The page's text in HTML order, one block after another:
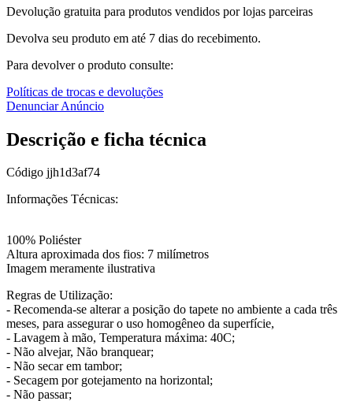
Devolução gratuita para produtos vendidos por lojas parceiras
Devolva seu produto em até 7 dias do recebimento.
Para devolver o produto consulte:
Políticas de trocas e devoluções
Denunciar Anúncio
Descrição e ficha técnica
Código jjh1d3af74
Informações Técnicas:
100% Poliéster
Altura aproximada dos fios: 7 milímetros
Imagem meramente ilustrativa
Regras de Utilização:
- Recomenda-se alterar a posição do tapete no ambiente a cada três
meses, para assegurar o uso homogêneo da superfície,
- Lavagem à mão, Temperatura máxima: 40C;
- Não alvejar, Não branquear;
- Não secar em tambor;
- Secagem por gotejamento na horizontal;
- Não passar;